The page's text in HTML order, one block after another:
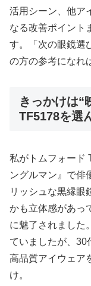
活用シーン、他ア
なる改善ポイント
す。「次の眼鏡選
の方の参考になれ
きっかけは
TF5178を選
私がトムフォード
ングルマン』で俳
リッシュな黒縁眼
かも立体感があっ
に魅了されました
ていましたが、30
高品質アイウェア
け。